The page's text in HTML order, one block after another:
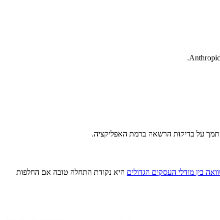
בין מודלי העסקים הגדולים היא נקודת התחלה טובה אם החלפות